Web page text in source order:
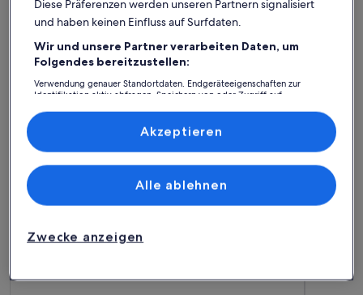
Ferienhaus
Porto Heli: Finde deine perfekte
Unterkunft
Diese Präferenzen werden unseren Partnern signalisiert
und haben keinen Einfluss auf Surfdaten.
Wir und unsere Partner verarbeiten Daten, um
Folgendes bereitzustellen:
Verwendung genauer Standortdaten. Endgeräteeigenschaften zur
Identifikation aktiv abfragen. Speichern von oder Zugriff auf
Inhalte, Messung von Werbeleistung und der Performance von Inhalten,
Zielgruppenforschung sowie Entwicklung und Verbesserung von
Liste der Partner (Lieferanten)
Zwecke anzeigen
Alle ablehnen
Akzeptieren